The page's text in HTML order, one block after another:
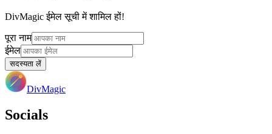
DivMagic ईमेल सूची में शामिल हों!
पूरा नाम
ईमेल
सदस्यता लें
DivMagic
Socials